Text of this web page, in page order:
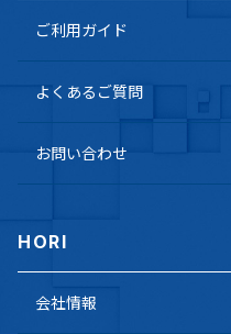
ご利用ガイド
よくあるご質問
お問い合わせ
HORI
会社情報